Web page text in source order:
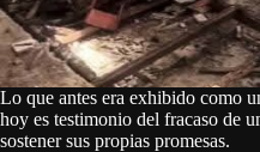
Lo que antes era exhibido como
hoy es testimonio del fracaso de
sostener sus propias promesas.